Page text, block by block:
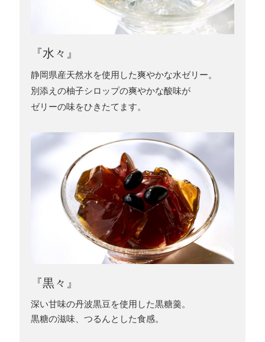
『水々』
静岡県産天然水を使用した爽やかな水ゼリー。
別添えの柚子シロップの爽やかな酸味が
ゼリーの味をひきたてます。
『黒々』
深い甘味の丹波黒豆を使用した黒糖羹。
黒糖の滋味、つるんとした食感。